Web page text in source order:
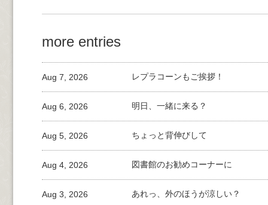
more entries
レプラコーンもご挨拶！
Aug 7, 2026
明日、一緒に来る？
Aug 6, 2026
ちょっと背伸びして
Aug 5, 2026
図書館のお勧めコーナーに
Aug 4, 2026
あれっ、外のほうが涼しい？
Aug 3, 2026